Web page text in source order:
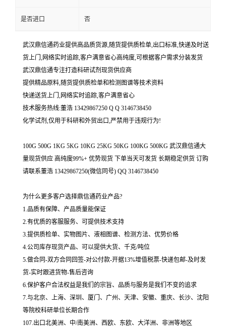
是否进口 否
武汉鼎信通药业提供高品质货源,随货提供质检单,出口标准,快递及时送
货上门,网络实时追踪,客户满意省心高纯度,可根据客户需求分装发货
武汉鼎信通专注打造科研试剂现货供应商
提供精品原料,随货提供质检单和检测图谱等技术资料
快递送货上门,网络实时追踪,客户满意省心
技术服务热线:董浩 13429867250 Q Q 3146738450
化学试剂,仅用于科研和外贸出口,严禁用于违规行为!
100G 500G 1KG 5KG 10KG 25KG 50KG 100KG 500KG 武汉鼎信通大
量现货供应 高纯度99%+ 优势现货 下单当天可发货 长期稳定供货 订购
请联系董浩 13429867250(微信同号) QQ 3146738450
为什么更多客户选择鼎信通药业产品?
1.品质有保障、产品质量能保证
2.有优质的客服服务、可提供技术支持
3.提供质检单、实物图片、液相图谱、检测方法、优势价格
4.公司库存现货产品、可以提供大货、千克/吨位
5.做合同-双方合同回签-对公付款-开据13%增值税票-快递包邮-及时发
货-实时跟进货物-售后咨询
6.保护客户合法权益是我们的宗旨、品质与服务是我们不变的追求
7.与北京、上海、深圳、厦门、广州、天津、安徽、重庆、长沙、沈阳
等院校科研单位长期合作
107.出口北美洲、中/南美洲、西欧、东欧、大洋洲、非洲等地区